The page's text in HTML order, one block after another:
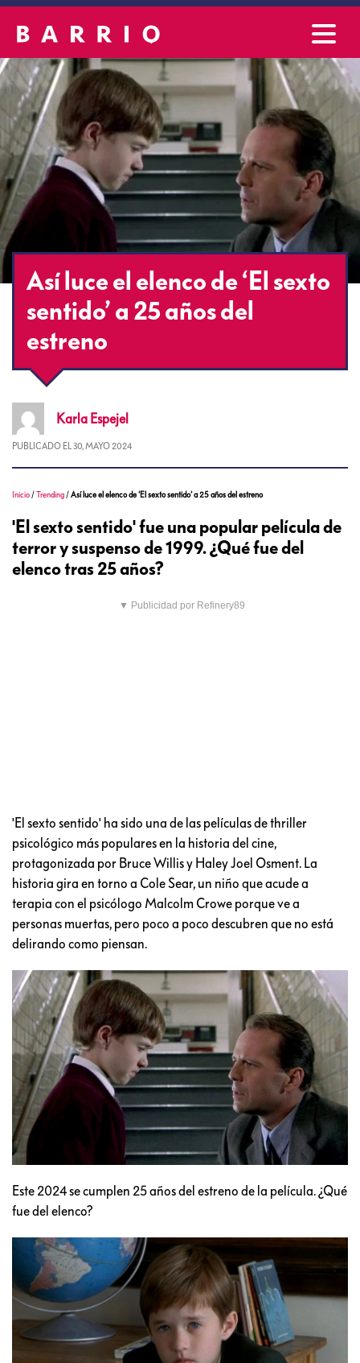
Así luce el elenco de ‘El sexto
sentido’ a 25 años del
estreno
Karla Espejel
PUBLICADO EL 30, MAYO 2024
Inicio /Trending /Así luce el elenco de ‘El sexto sentido’ a 25 años del estreno
'El sexto sentido' fue una popular película de
terror y suspenso de 1999. ¿Qué fue del
elenco tras 25 años?
▼ Publicidad por Refinery89
'El sexto sentido' ha sido una de las películas de thriller
psicológico más populares en la historia del cine,
protagonizada por Bruce Willis y Haley Joel Osment. La
historia gira en torno a Cole Sear, un niño que acude a
terapia con el psicólogo Malcolm Crowe porque ve a
personas muertas, pero poco a poco descubren que no está
delirando como piensan.
Este 2024 se cumplen 25 años del estreno de la película. ¿Qué
fue del elenco?